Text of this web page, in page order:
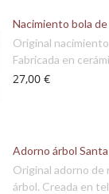
Nacimiento bola
Original
Fabricada en
27,00 €
Adorno árbol
Original adorno de
árbol. Creada en